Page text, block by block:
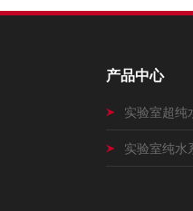
产品中心
实验室超纯
实验室纯水